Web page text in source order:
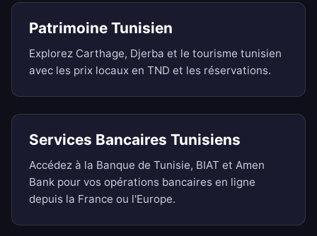
Patrimoine Tunisien
Explorez Carthage, Djerba et le tourisme tunisien
avec les prix locaux en TND et les réservations.
Services Bancaires Tunisiens
Accédez à la Banque de Tunisie, BIAT et Amen
Bank pour vos opérations bancaires en ligne
depuis la France ou l'Europe.